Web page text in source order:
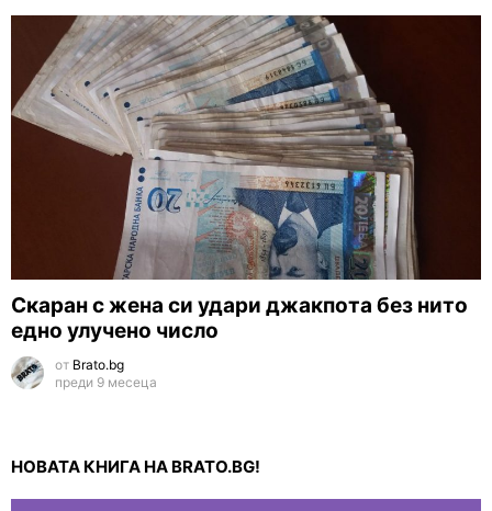
Скаран с жена си удари джакпота без нито
едно улучено число
от Brato.bg
преди 9 месеца
НОВАТА КНИГА НА BRATO.BG!